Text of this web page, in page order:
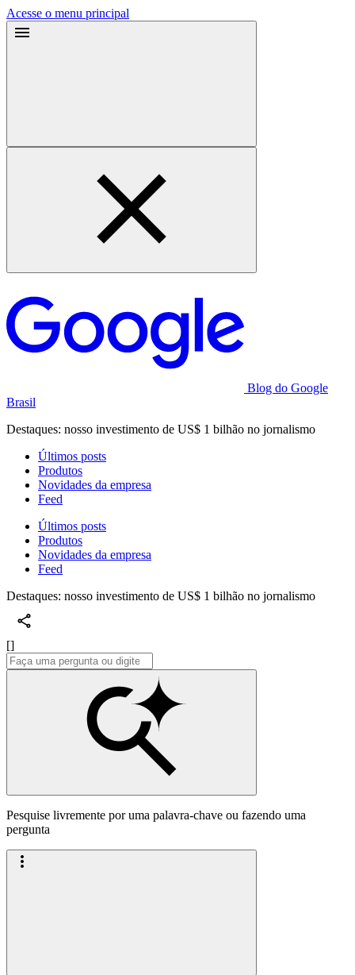
Acesse o menu principal
Blog do Google
Brasil
Destaques: nosso investimento de US$ 1 bilhão no jornalismo
Últimos posts
Produtos
Novidades da empresa
Feed
Últimos posts
Produtos
Novidades da empresa
Feed
Destaques: nosso investimento de US$ 1 bilhão no jornalismo
[]
Pesquise livremente por uma palavra-chave ou fazendo uma
pergunta